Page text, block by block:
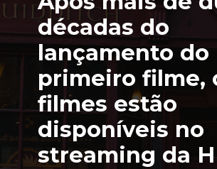
décadas do
lançamento do
primeiro filme,
filmes estão
disponíveis no
streaming da